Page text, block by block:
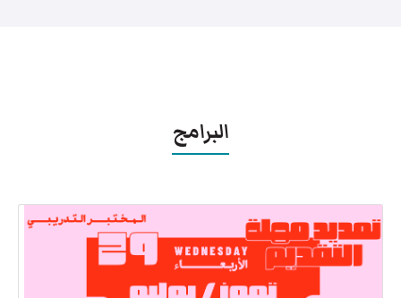
البرامج